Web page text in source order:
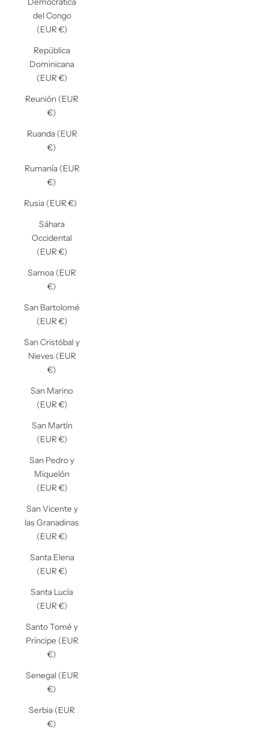
del Congo
(EUR €)
República
Dominicana
(EUR €)
Reunión (EUR
€)
Ruanda (EUR
€)
Rumanía (EUR
€)
Rusia (EUR €)
Sáhara
Occidental
(EUR €)
Samoa (EUR
€)
San Bartolomé
(EUR €)
San Cristóbal y
Nieves (EUR
€)
San Marino
(EUR €)
San Martín
(EUR €)
San Pedro y
Miquelón
(EUR €)
San Vicente y
las Granadinas
(EUR €)
Santa Elena
(EUR €)
Santa Lucía
(EUR €)
Santo Tomé y
Príncipe (EUR
€)
Senegal (EUR
€)
Serbia (EUR
€)